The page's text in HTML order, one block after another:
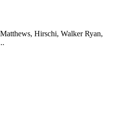
Hirschi, Walker Ryan,